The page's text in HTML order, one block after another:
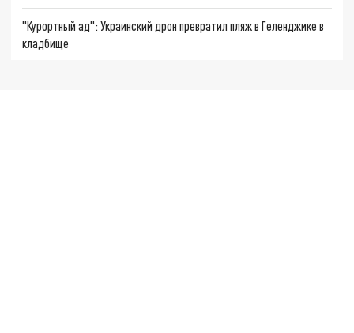
"Курортный ад": Украинский дрон превратил пляж в Геленджике в
кладбище